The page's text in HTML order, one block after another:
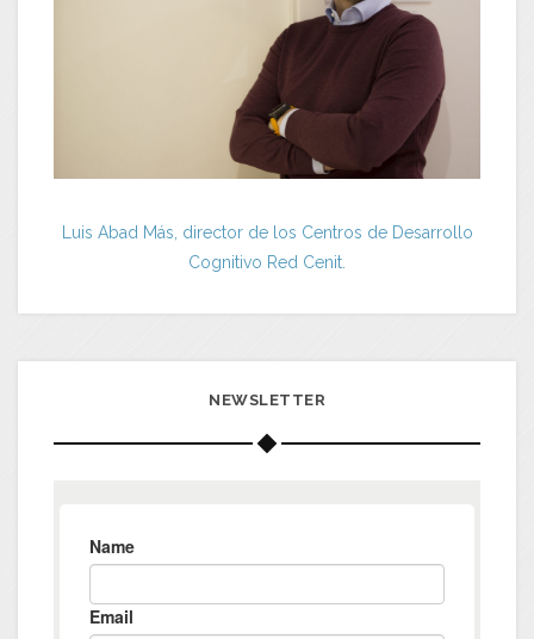
Luis Abad Más, director de los Centros de Desarrollo
Cognitivo Red Cenit.
NEWSLETTER